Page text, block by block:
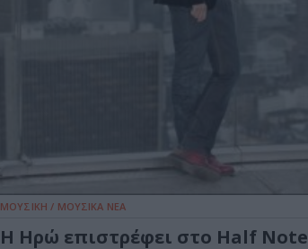
ΜΟΥΣΙΚΗ / ΜΟΥΣΙΚΑ ΝΕΑ
Η Ηρώ επιστρέφει στο Half Note